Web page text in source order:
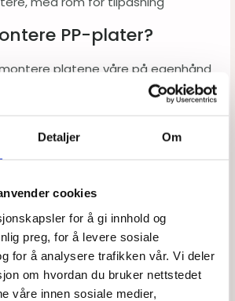
Detaljer Om
cookies
for å gi innhold og
preg, for å levere sosiale
for å analysere trafikken vår. Vi deler
om hvordan du bruker nettstedet
våre innen sosiale medier,
PP-plater?
platene våre på egenhånd
Hvis du har satt opp vegger før
raskt og enkelt. Plastplatene er
i et hjørne, eller i enden av
å sette opp en hjørnelist
inn i listen, og tre på en skjøtelist
av platen